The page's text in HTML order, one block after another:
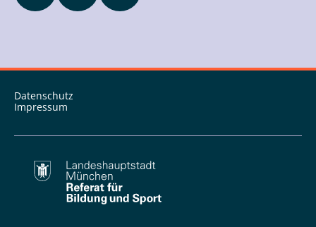
Datenschutz
Impressum